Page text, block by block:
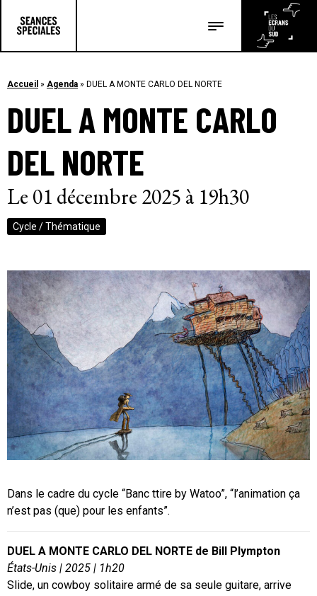
Les articles
Accueil » Agenda » DUEL A MONTE CARLO DEL NORTE
DUEL A MONTE CARLO
DEL NORTE
Le 01 décembre 2025 à 19h30
Cycle / Thématique
Dans le cadre du cycle “Banc ttire by Watoo”, “l’animation ça
n’est pas (que) pour les enfants”.
DUEL A MONTE CARLO DEL NORTE de Bill Plympton
États-Unis | 2025 | 1h20
Slide, un cowboy solitaire armé de sa seule guitare, arrive